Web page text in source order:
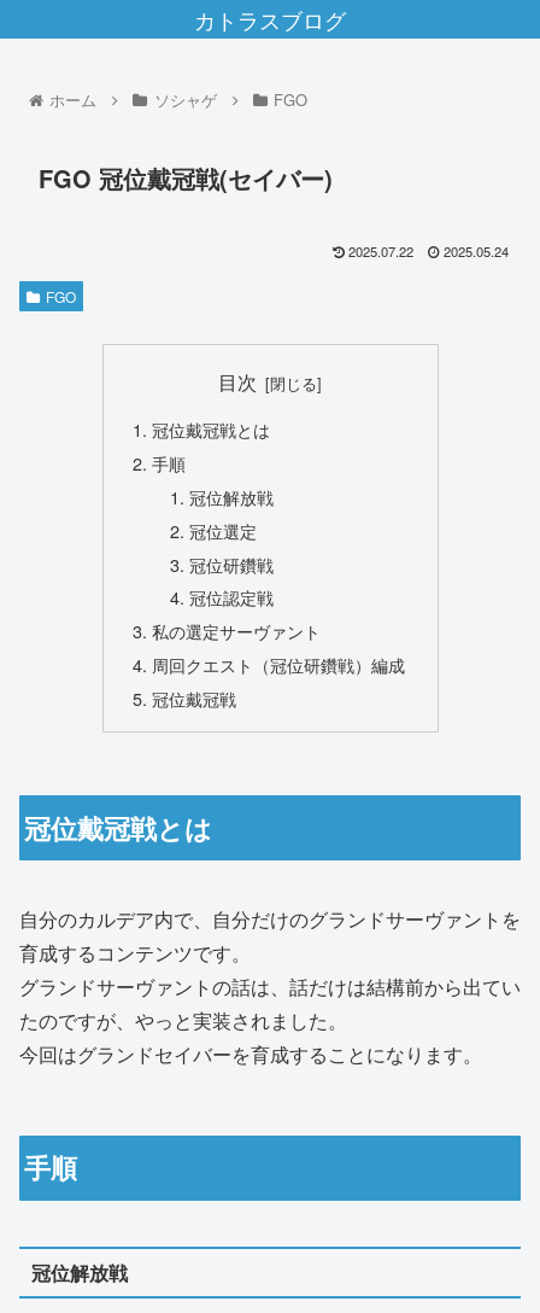
カトラスブログ
ホーム ソシャゲ FGO
FGO 冠位戴冠戦(セイバー)
2025.07.22 2025.05.24
FGO
目次
冠位戴冠戦とは
手順
冠位解放戦
冠位選定
冠位研鑽戦
冠位認定戦
私の選定サーヴァント
周回クエスト（冠位研鑽戦）編成
冠位戴冠戦
冠位戴冠戦とは
自分のカルデア内で、自分だけのグランドサーヴァントを
育成するコンテンツです。
グランドサーヴァントの話は、話だけは結構前から出てい
たのですが、やっと実装されました。
今回はグランドセイバーを育成することになります。
手順
冠位解放戦